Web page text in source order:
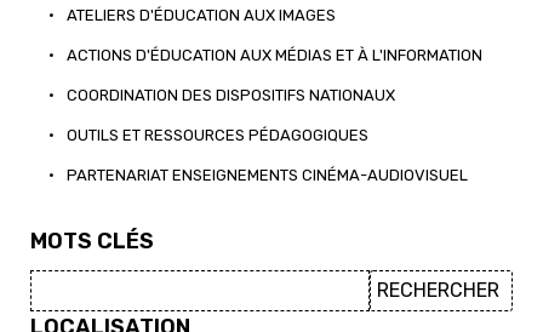
• ATELIERS D'ÉDUCATION AUX IMAGES
• ACTIONS D'ÉDUCATION AUX MÉDIAS ET À L'INFORMATION
• COORDINATION DES DISPOSITIFS NATIONAUX
• OUTILS ET RESSOURCES PÉDAGOGIQUES
• PARTENARIAT ENSEIGNEMENTS CINÉMA-AUDIOVISUEL
MOTS CLÉS